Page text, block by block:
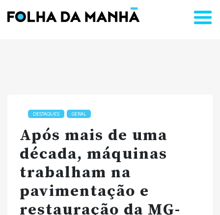
DESTAQUES GERAL
Após mais de uma
década, máquinas
trabalham na
pavimentação e
restauração da MG-